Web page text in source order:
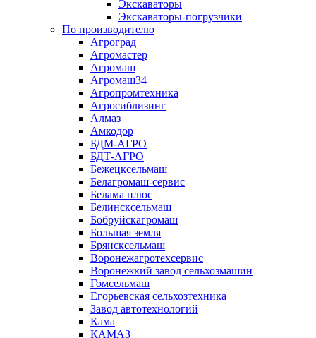
Экскаваторы
Экскаваторы-погрузчики
По производителю
Агроград
Агромастер
Агромаш
Агромаш34
Агропромтехника
Агросиблизинг
Алмаз
Амкодор
БДМ-АГРО
БДТ-АГРО
Бежецксельмаш
Белагромаш-сервис
Белама плюс
Белинсксельмаш
Бобруйскагромаш
Большая земля
Брянсксельмаш
Воронежагротехсервис
Воронежкий завод сельхозмашин
Гомсельмаш
Егорьевская сельхозтехника
Завод автотехнологий
Кама
КАМАЗ